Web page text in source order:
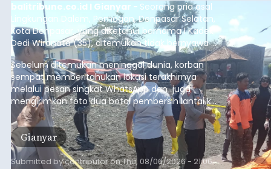
balitribune.co.id I Gianyar - Seorang pria asal
Lingkungan Dalem, Pemogan, Denpasar Selatan,
Kota Denpasar, yang diketahui bernama I Kadek
Dedi Wiranata (35), ditemukan tidak bernyawa di
pesisir Pantai Purnama, Sukawati.
Sebelum ditemukan meninggal dunia, korban
sempat memberitahukan lokasi terakhirnya
melalui pesan singkat WhatsApp dan juga
mengirimkan foto dua botol pembersih lantai ke
istrinya.
Gianyar
Submitted bycontributoronThu, 08/06/2026 - 21:06